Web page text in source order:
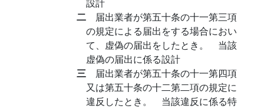
二 届出業者が第五十条の十一第三項
の規定による届出をする場合におい
て、虚偽の届出をしたとき。 当該
虚偽の届出に係る設計
三 届出業者が第五十条の十一第四項
又は第五十条の十二第二項の規定に
違反したとき。 当該違反に係る特